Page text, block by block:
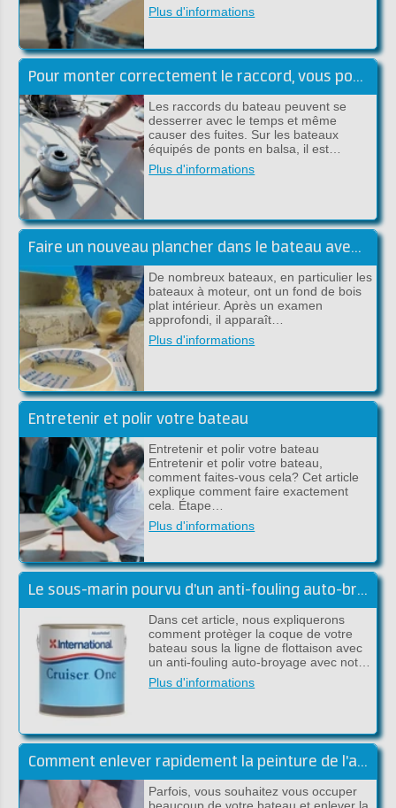
Plus d'informations
Pour monter correctement le raccord, vous pouvez utiliser le plan suivant, étape par étape:
Les raccords du bateau peuvent se
desserrer avec le temps et même
causer des fuites. Sur les bateaux
équipés de ponts en balsa, il est…
Plus d'informations
Faire un nouveau plancher dans le bateau avec du polyester
De nombreux bateaux, en particulier les
bateaux à moteur, ont un fond de bois
plat intérieur. Après un examen
approfondi, il apparaît…
Plus d'informations
Entretenir et polir votre bateau
Entretenir et polir votre bateau
Entretenir et polir votre bateau,
comment faites-vous cela? Cet article
explique comment faire exactement
cela. Étape…
Plus d'informations
Le sous-marin pourvu d'un anti-fouling auto-broyant
Dans cet article, nous expliquerons
comment protèger la coque de votre
bateau sous la ligne de flottaison avec
un anti-fouling auto-broyage avec not…
Plus d'informations
Comment enlever rapidement la peinture de l'acier ou du polyester?
Parfois, vous souhaitez vous occuper